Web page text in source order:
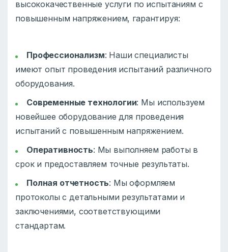
высококачественные услуги по испытаниям с
повышенным напряжением, гарантируя:
Профессионализм: Наши специалисты
имеют опыт проведения испытаний различного
оборудования.
Современные технологии: Мы используем
новейшее оборудование для проведения
испытаний с повышенным напряжением.
Оперативность: Мы выполняем работы в
срок и предоставляем точные результаты.
Полная отчетность: Мы оформляем
протоколы с детальными результатами и
заключениями, соответствующими
стандартам.